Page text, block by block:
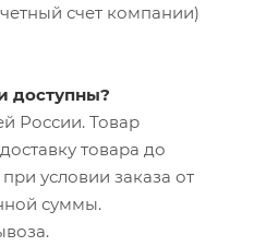
счет компании)
доступны?
России. Товар
товара до
условии заказа от
суммы.